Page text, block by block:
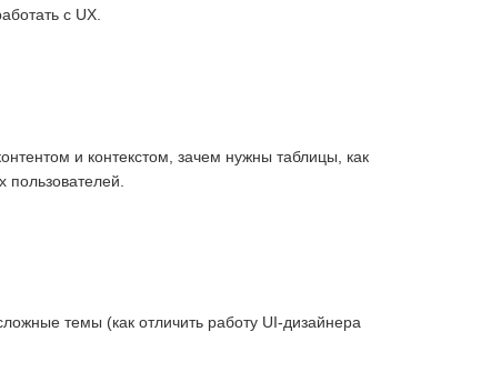
с UX.
и контекстом, зачем нужны таблицы, как
пользователей.
темы (как отличить работу UI-дизайнера